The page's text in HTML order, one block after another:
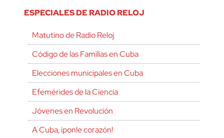
ESPECIALES DE RADIO RELOJ
Matutino de Radio Reloj
Código de las Familias en Cuba
Elecciones municipales en Cuba
Efemérides de la Ciencia
Jóvenes en Revolución
A Cuba, ¡ponle corazón!